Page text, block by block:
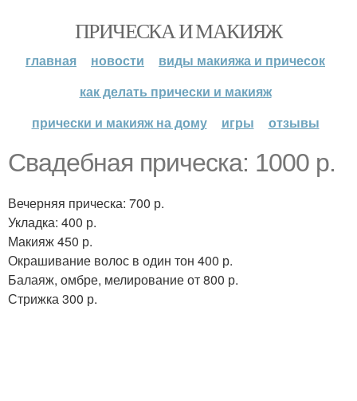
ПРИЧЕСКА И МАКИЯЖ
главная новости
виды макияжа и причесок
как делать прически и макияж
прически и макияж на дому
игры отзывы
Свадебная прическа: 1000 р.
Вечерняя прическа: 700 р.
Укладка: 400 р.
Макияж 450 р.
Окрашивание волос в один тон 400 р.
Балаяж, омбре, мелирование от 800 р.
Стрижка 300 р.